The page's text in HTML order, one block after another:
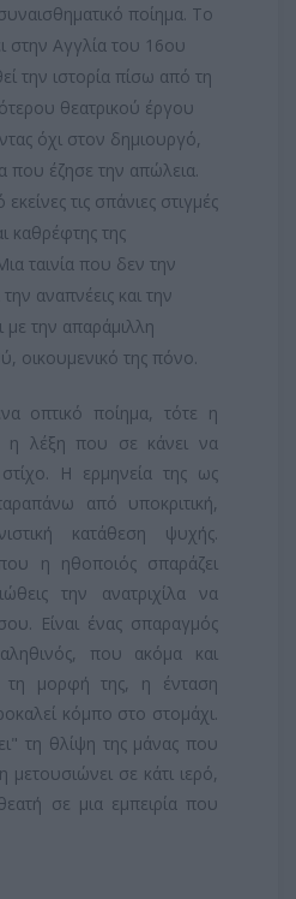
ποίημα. Το
στην Αγγλία του 16ου
την ιστορία πίσω από τη
θεατρικού έργου
όχι στον δημιουργό,
που έζησε την απώλεια.
τις σπάνιες στιγμές
καθρέφτης της
ταινία που δεν την
αναπνέεις και την
με την απαράμιλλη
οικουμενικό της πόνο.
οπτικό ποίημα, τότε η
η λέξη που σε κάνει να
Η ερμηνεία της ως
από υποκριτική,
κατάθεση ψυχής.
η ηθοποιός σπαράζει
την ανατριχίλα να
Είναι ένας σπαραγμός
που ακόμα και
τη μορφή της, η ένταση
κόμπο στο στομάχι.
τη θλίψη της μάνας που
μετουσιώνει σε κάτι ιερό,
σε μια εμπειρία που